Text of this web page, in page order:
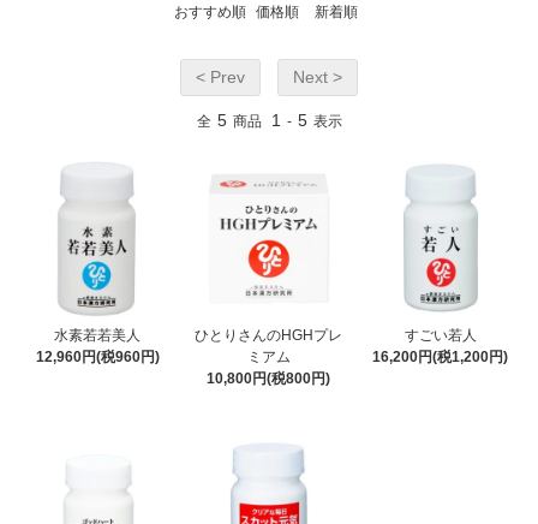
おすすめ順 価格順 新着順
< Prev Next >
全 5 商品 1 - 5 表示
水素若若美人
12,960円(税960円)
ひとりさんのHGHプレ
ミアム
10,800円(税800円)
すごい若人
16,200円(税1,200円)